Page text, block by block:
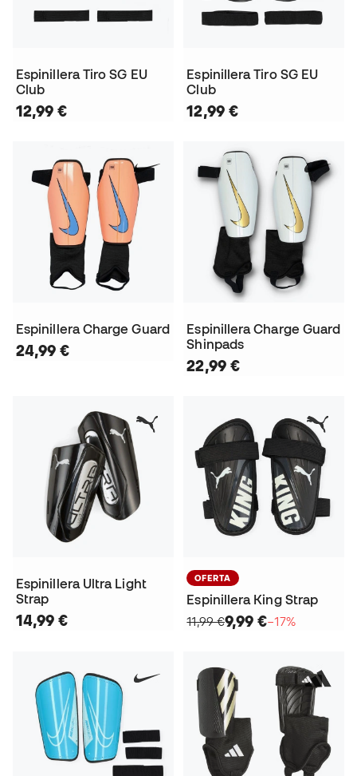
Espinillera Tiro SG EU
Club
12,99 €
Espinillera Tiro SG EU
Club
12,99 €
Espinillera Charge Guard
24,99 €
Espinillera Charge Guard
Shinpads
22,99 €
Espinillera Ultra Light
Strap
14,99 €
OFERTA
Espinillera King Strap
11,99 €9,99 €−17%